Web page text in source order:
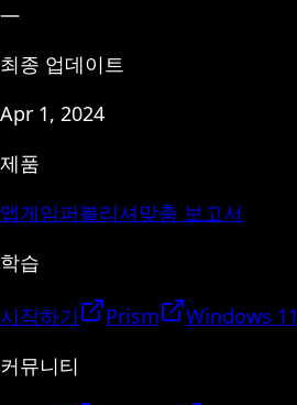
—
최종 업데이트
Apr 1, 2024
제품
앱게임퍼블리셔맞춤 보고서
학습
시작하기 Prism Windows 11
커뮤니티